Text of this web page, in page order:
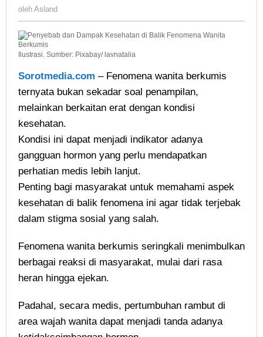
oleh Asland
Ilustrasi. Sumber: Pixabay/ lavnatalia
Sorotmedia.com – Fenomena wanita berkumis
ternyata bukan sekadar soal penampilan,
melainkan berkaitan erat dengan kondisi
kesehatan.
Kondisi ini dapat menjadi indikator adanya
gangguan hormon yang perlu mendapatkan
perhatian medis lebih lanjut.
Penting bagi masyarakat untuk memahami aspek
kesehatan di balik fenomena ini agar tidak terjebak
dalam stigma sosial yang salah.
Fenomena wanita berkumis seringkali menimbulkan
berbagai reaksi di masyarakat, mulai dari rasa
heran hingga ejekan.
Padahal, secara medis, pertumbuhan rambut di
area wajah wanita dapat menjadi tanda adanya